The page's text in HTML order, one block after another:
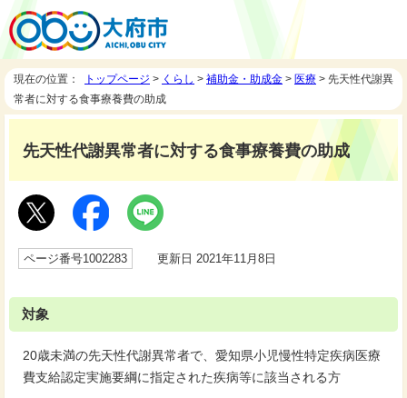
現在の位置： トップページ > くらし > 補助金・助成金 > 医療 > 先天性代謝異
常者に対する食事療養費の助成
先天性代謝異常者に対する食事療養費の助成
ページ番号1002283 更新日 2021年11月8日
対象
20歳未満の先天性代謝異常者で、愛知県小児慢性特定疾病医療
費支給認定実施要綱に指定された疾病等に該当される方